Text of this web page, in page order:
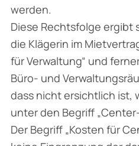
werden.
Diese Rechtsfolge ergibt
die Klägerin im
für Verwaltung“ und
Büro- und
dass nicht ersichtlich ist,
unter den Begriff
Der Begriff „Kosten für